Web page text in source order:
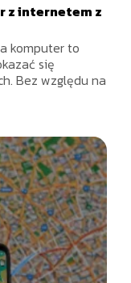
z internetem z
komputer to
się
Bez względu na